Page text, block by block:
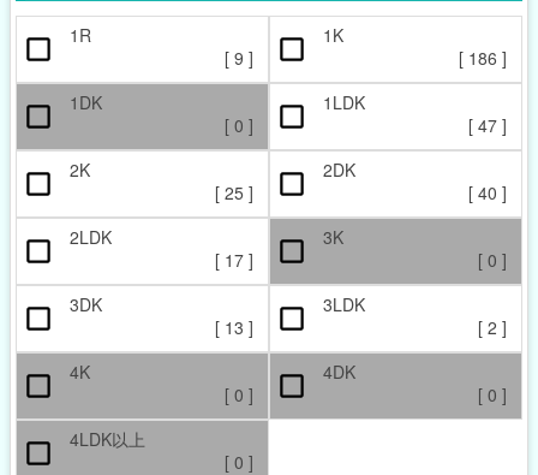
1R
[ 9 ]
1K
[ 186 ]
1DK
[ 0 ]
1LDK
[ 47 ]
2K
[ 25 ]
2DK
[ 40 ]
2LDK
[ 17 ]
3K
[ 0 ]
3DK
[ 13 ]
3LDK
[ 2 ]
4K
[ 0 ]
4DK
[ 0 ]
4LDK以上
[ 0 ]